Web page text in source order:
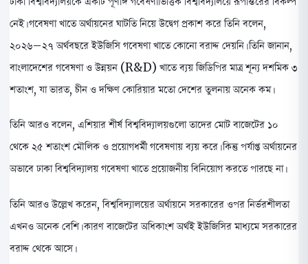
নেই। গবেষণা খাতে অর্থায়নের ঘাটতি নিয়ে উদ্বেগ প্রকাশ করে তিনি বলেন,
২০২৬–২৭ অর্থবছরে ইউজিসি গবেষণা খাতে কোনো বরাদ্দ দেয়নি। তিনি জানান,
বাংলাদেশের গবেষণা ও উন্নয়ন (R&D) খাতে ব্যয় জিডিপির মাত্র শূন্য দশমিক ৩
শতাংশ, যা ভারত, চীন ও দক্ষিণ কোরিয়ার মতো দেশের তুলনায় অনেক কম।
তিনি আরও বলেন, এশিয়ার শীর্ষ বিশ্ববিদ্যালয়গুলো তাদের মোট বাজেটের ১০
থেকে ২৫ শতাংশ মৌলিক ও প্রয়োগধর্মী গবেষণায় ব্যয় করে। কিন্তু পর্যাপ্ত অর্থায়নের
অভাবে ঢাকা বিশ্ববিদ্যালয় গবেষণা খাতে প্রয়োজনীয় বিনিয়োগ করতে পারছে না।
তিনি আরও উল্লেখ করেন, বিশ্ববিদ্যালয়ের অর্থায়নে সরকারের ওপর নির্ভরশীলতা
এখনও অনেক বেশি। কারণ বাজেটের অধিকাংশ অর্থই ইউজিসির মাধ্যমে সরকারের
বরাদ্দ থেকে আসে।